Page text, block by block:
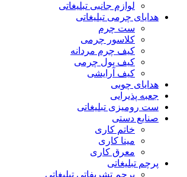
لوازم جانبی تبلیغاتی
هدایای چرمی تبلیغاتی
ست چرم
کلاسور چرمی
کیف چرم مردانه
کیف پول چرمی
کیف آرایشی
هدایای چوبی
جعبه پذیرایی
ست رومیزی تبلیغاتی
صنایع دستی
خاتم کاری
مینا کاری
معرق کاری
پرچم تبلیغاتی
پرچم تشریفاتی تبلیغاتی